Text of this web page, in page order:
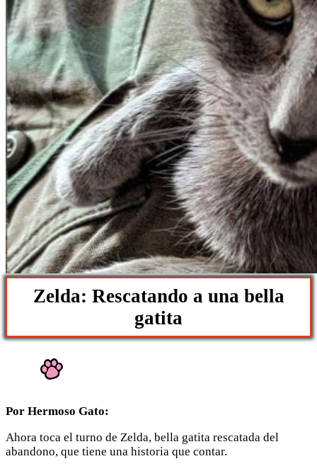
Zelda: Rescatando a una bella
gatita
Por Hermoso Gato:
Ahora toca el turno de Zelda, bella gatita rescatada del
abandono, que tiene una historia que contar.